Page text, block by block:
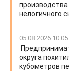
нелогичного
05.08.2026 10:05
округа
кубометров